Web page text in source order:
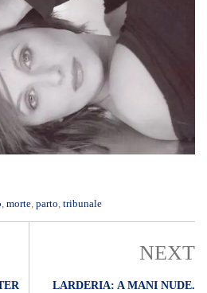
, morte, parto, tribunale
NEXT
LARDERIA: A MANI NUDE.